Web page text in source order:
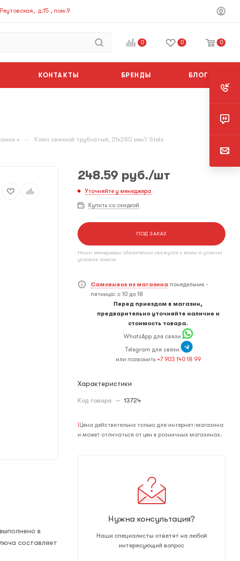
д.15 , пом.9
0 0 0
КОНТАКТЫ БРЕНДЫ БЛОГ
— Ключ свечной трубчатый, 21х280 мм// Stels
в
составляет
248.59 руб./шт
Уточняйте у менеджера
Купить со скидкой
ПОД ЗАКАЗ
Наши менеджеры обязательно свяжутся с вами и уточнят
условия заказа
Самовывоз из магазина понедельник -
пятница: с 10 до 18
Перед приездом в магазин,
предварительно уточняйте наличие и
стоимость товара.
WhatsApp для связи
Telegram для связи
или позвонить +7 903 140 18 99
Характеристики
Код товара — 13724
! Цена действительна только для интернет-магазина
и может отличаться от цен в розничных магазинах.
Нужна консультация?
Наши специалисты ответят на любой
интересующий вопрос